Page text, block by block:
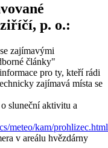
p. o.:
zajímavými
články"
pro ty, kteří rádi
zajímavá místa se
sluneční aktivitu a
meteo/kam/
v areálu hvězdárny